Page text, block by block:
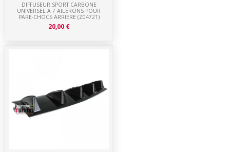
DIFFUSEUR SPORT CARBONE
UNIVERSEL A 7 AILERONS POUR
PARE-CHOCS ARRIERE (Z04721)
20,00 €